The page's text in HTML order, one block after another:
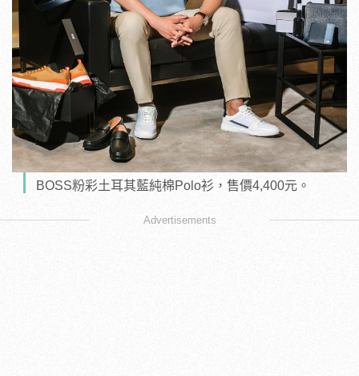
BOSS粉彩土耳其藍純棉Polo衫，售價4,400元。
Advertisements